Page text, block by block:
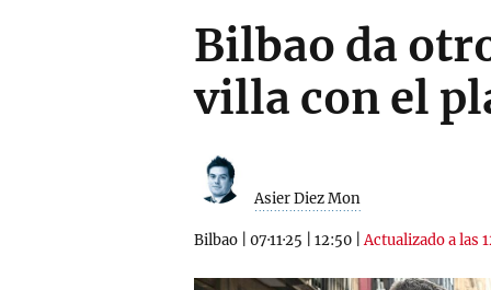
Bilbao da
villa con el
Asier Diez Mon
Bilbao 07·11·25 12:50 |Actualizado a las